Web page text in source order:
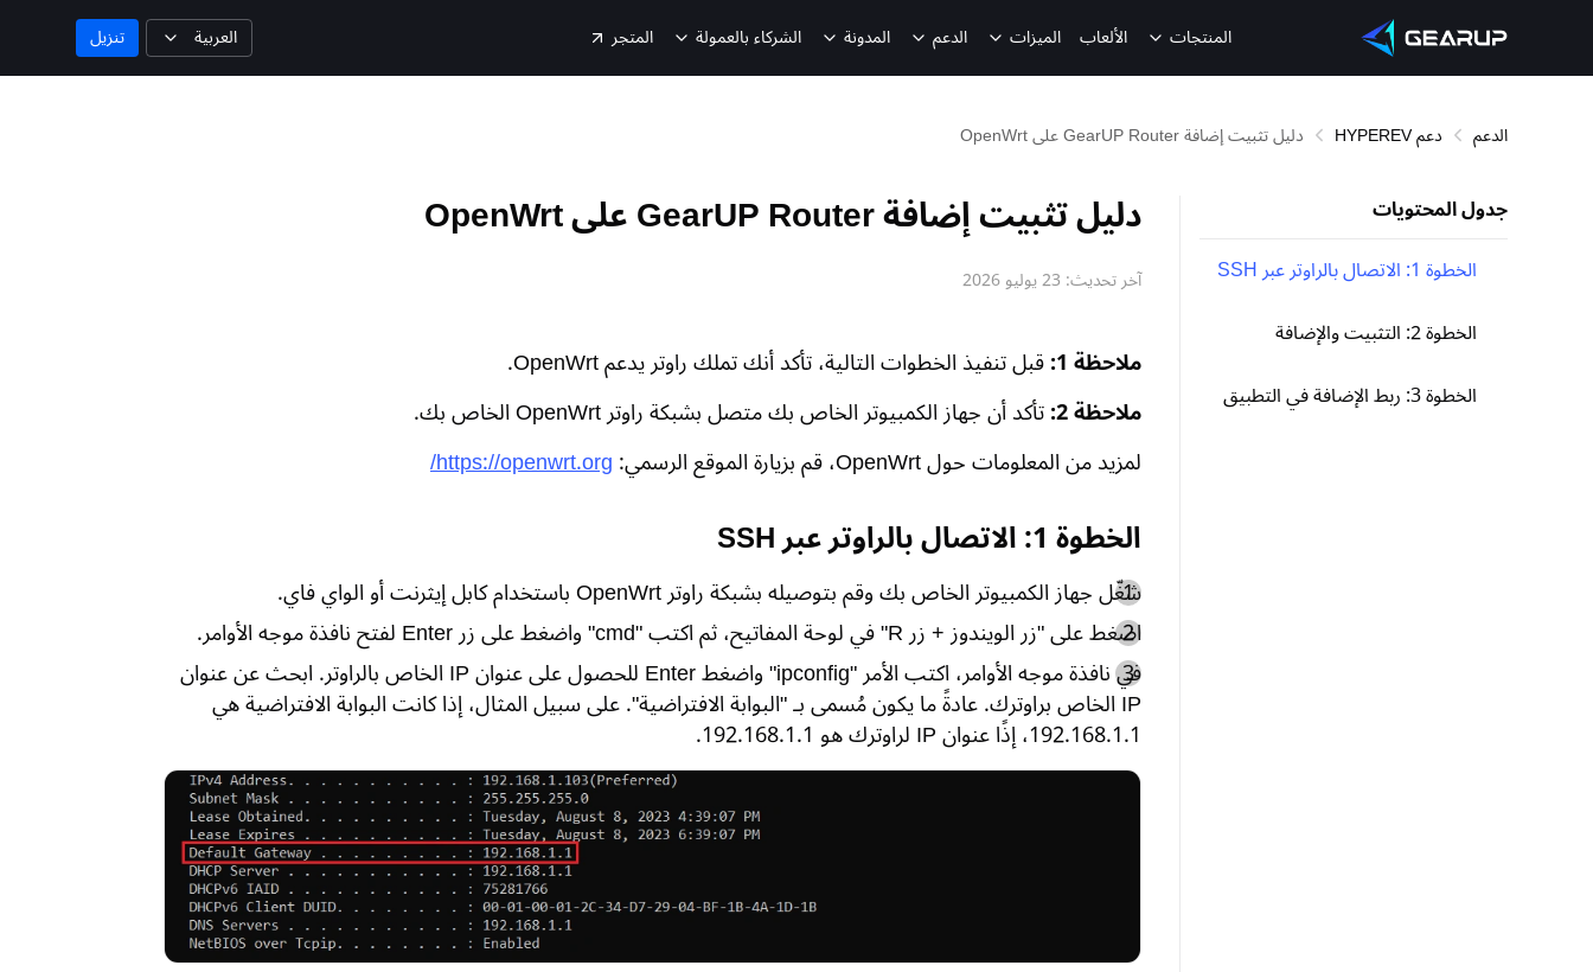
المنتجات الألعاب الميزات الدعم المدونة الشركاء بالعمولة المتجر العربية تنزيل
الدعم دعم HYPEREV دليل تثبيت إضافة GearUP Router على OpenWrt
جدول المحتويات
الخطوة 1: الاتصال بالراوتر عبر SSH
الخطوة 2: التثبيت والإضافة
الخطوة 3: ربط الإضافة في التطبيق
دليل تثبيت إضافة GearUP Router على OpenWrt
آخر تحديث: 23 يوليو 2026
ملاحظة 1:
قبل تنفيذ الخطوات التالية، تأكد أنك تملك راوتر يدعم OpenWrt.
ملاحظة 2:
تأكد أن جهاز الكمبيوتر الخاص بك متصل بشبكة راوتر OpenWrt الخاص بك.
لمزيد من المعلومات حول OpenWrt، قم بزيارة الموقع الرسمي:
https://openwrt.org/
الخطوة 1: الاتصال بالراوتر عبر SSH
شغّل جهاز الكمبيوتر الخاص بك وقم بتوصيله بشبكة راوتر OpenWrt باستخدام كابل إيثرنت أو الواي فاي.
اضغط على "زر الويندوز + زر R" في لوحة المفاتيح، ثم اكتب "cmd" واضغط على زر Enter لفتح نافذة موجه الأوامر.
في نافذة موجه الأوامر، اكتب الأمر "ipconfig" واضغط Enter للحصول على عنوان IP الخاص بالراوتر. ابحث عن عنوان
IP الخاص براوترك. عادةً ما يكون مُسمى بـ "البوابة الافتراضية". على سبيل المثال، إذا كانت البوابة الافتراضية هي
192.168.1.1، إذًا عنوان IP لراوترك هو 192.168.1.1.